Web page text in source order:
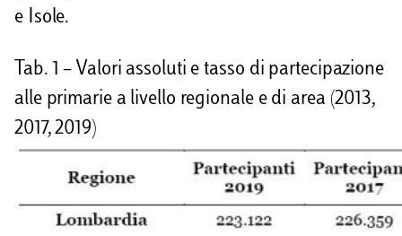
e Isole.
Tab. 1 – Valori assoluti e tasso di partecipazione
alle primarie a livello regionale e di area (2013,
2017, 2019)